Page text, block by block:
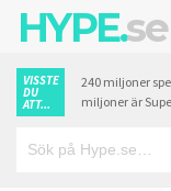
HYPE.se
VISSTE
DU
ATT...
240 miljoner
miljoner är